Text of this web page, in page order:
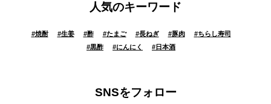
人気のキーワード
#焼酎 #生姜 #酢 #たまご #長ねぎ #豚肉 #ちらし寿司
#黒酢 #にんにく # 日本酒
SNSをフォロー